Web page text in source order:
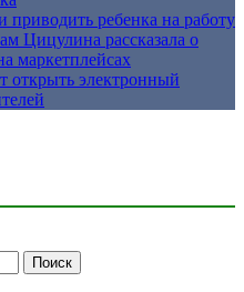
ребенка на работу
Цицулина рассказала о
маркетплейсах
открыть электронный